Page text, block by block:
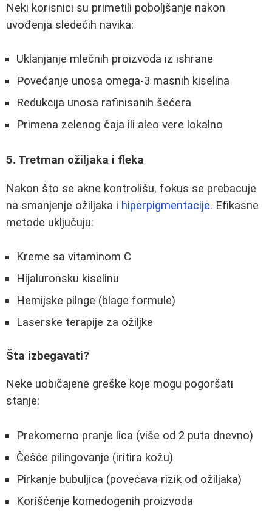
Neki korisnici su primetili poboljšanje nakon
uvođenja sledećih navika:
Uklanjanje mlečnih proizvoda iz ishrane
Povećanje unosa omega-3 masnih kiselina
Redukcija unosa rafinisanih šećera
Primena zelenog čaja ili aleo vere lokalno
5. Tretman ožiljaka i fleka
Nakon što se akne kontrolišu, fokus se prebacuje
na smanjenje ožiljaka i hiperpigmentacije. Efikasne
metode uključuju:
Kreme sa vitaminom C
Hijaluronsku kiselinu
Hemijske pilnge (blage formule)
Laserske terapije za ožiljke
Šta izbegavati?
Neke uobičajene greške koje mogu pogoršati
stanje:
Prekomerno pranje lica (više od 2 puta dnevno)
Češće pilingovanje (iritira kožu)
Pirkanje bubuljica (povećava rizik od ožiljaka)
Korišćenje komedogenih proizvoda